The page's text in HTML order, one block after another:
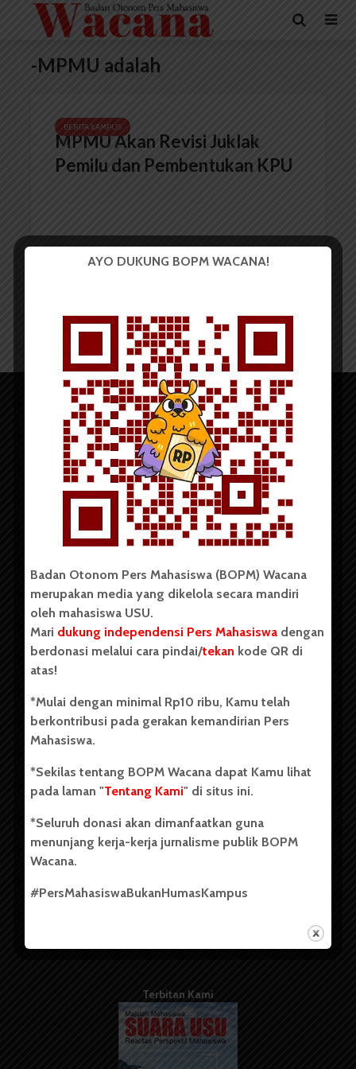
-MPMU adalah
BERITA KAMPUS
MPMU Akan Revisi Juklak
Pemilu dan Pembentukan KPU
Copyright © 2023. All rights reserved BOPM WACANA.
Badan Otonom Pers Mahasiswa (BOPM) Wacana merupakan
pers mahasiswa yang berdiri di luar kampus dan dikelola
secara mandiri oleh mahasiswa Universitas Sumatera Utara
(USU). Sebelumnya BOPM Wacana merupakan salah satu
Unit Kegiatan Mahasiswa (UKM) di Universitas Sumatera
berdiri pada 1 Juli 1995.
Kontribusi
Info Iklan
Pedoman Media Siber
Kode Etik Jurnalistik
Terbitan Kami
AYO DUKUNG BOPM WACANA!
Badan Otonom Pers Mahasiswa (BOPM) Wacana
merupakan media yang dikelola secara mandiri
oleh mahasiswa USU.
Mari dukung independensi Pers Mahasiswa dengan
berdonasi melalui cara pindai/tekan kode QR di
atas!
*Mulai dengan minimal Rp10 ribu, Kamu telah
berkontribusi pada gerakan kemandirian Pers
Mahasiswa.
*Sekilas tentang BOPM Wacana dapat Kamu lihat
pada laman "Tentang Kami" di situs ini.
*Seluruh donasi akan dimanfaatkan guna
menunjang kerja-kerja jurnalisme publik BOPM
Wacana.
#PersMahasiswaBukanHumasKampus